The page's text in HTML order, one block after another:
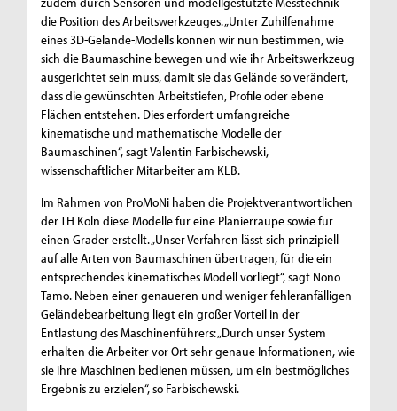
die Position des Arbeitswerkzeuges. „Unter Zuhilfenahme
eines 3D-Gelände-Modells können wir nun bestimmen, wie
sich die Baumaschine bewegen und wie ihr Arbeitswerkzeug
ausgerichtet sein muss, damit sie das Gelände so verändert,
dass die gewünschten Arbeitstiefen, Profile oder ebene
Flächen entstehen. Dies erfordert umfangreiche
kinematische und mathematische Modelle der
Baumaschinen“, sagt Valentin Farbischewski,
wissenschaftlicher Mitarbeiter am KLB.
Im Rahmen von ProMoNi haben die Projektverantwortlichen
der TH Köln diese Modelle für eine Planierraupe sowie für
einen Grader erstellt. „Unser Verfahren lässt sich prinzipiell
auf alle Arten von Baumaschinen übertragen, für die ein
entsprechendes kinematisches Modell vorliegt“, sagt Nono
Tamo. Neben einer genaueren und weniger fehleranfälligen
Geländebearbeitung liegt ein großer Vorteil in der
Entlastung des Maschinenführers: „Durch unser System
erhalten die Arbeiter vor Ort sehr genaue Informationen, wie
sie ihre Maschinen bedienen müssen, um ein bestmögliches
Ergebnis zu erzielen“, so Farbischewski.